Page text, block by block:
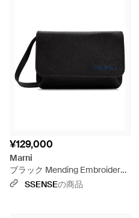
¥129,000
Marni
ブラック Mending Embroidery'
レザー ポーチ
SSENSEの商品